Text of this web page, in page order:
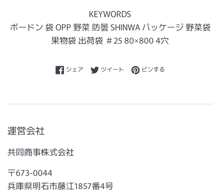
KEYWORDS
ボードン 袋 OPP 野菜 防曇 SHINWA パッケージ 野菜袋
果物袋 出荷袋 ＃25 80×800 4穴
シェアFacebookでシェアする
ツイートTwitterに投稿する
ピンするPinterestでピンする
運営会社
共同商事株式会社
〒673-0044
兵庫県明石市藤江1857番4号